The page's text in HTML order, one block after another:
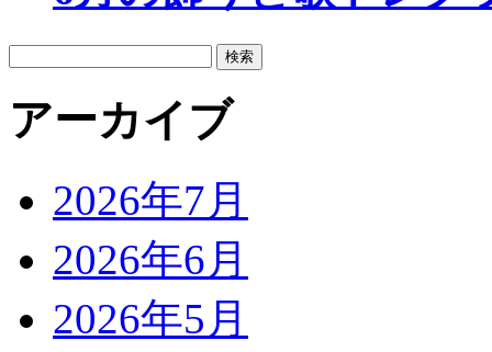
アーカイブ
2026年7月
2026年6月
2026年5月